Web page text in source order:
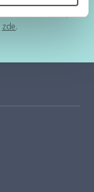
zde.